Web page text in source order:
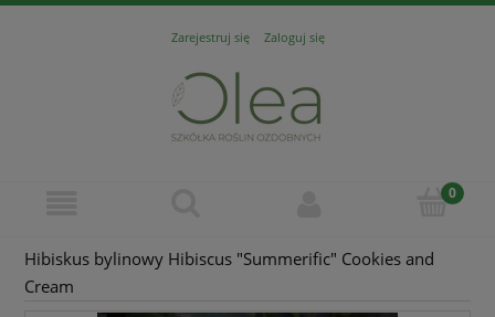
Zarejestruj się Zaloguj się
Hibiskus bylinowy Hibiscus "Summerific" Cookies and
Cream